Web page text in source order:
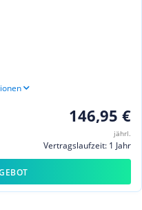
146,95 €
jährl.
Vertragslaufzeit: 1 Jahr